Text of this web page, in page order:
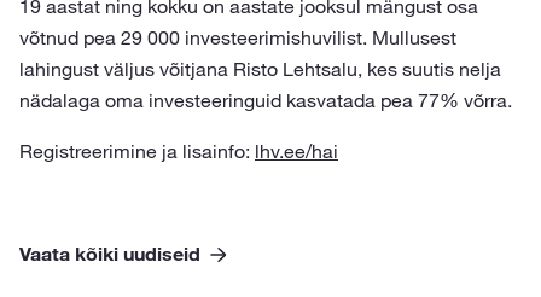
19 aastat ning kokku on aastate jooksul mängust osa
võtnud pea 29 000 investeerimishuvilist. Mullusest
lahingust väljus võitjana Risto Lehtsalu, kes suutis nelja
nädalaga oma investeeringuid kasvatada pea 77% võrra.
Registreerimine ja lisainfo: lhv.ee/hai
Vaata kõiki uudiseid